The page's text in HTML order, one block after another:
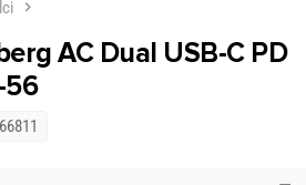
AC Dual USB-C PD
56